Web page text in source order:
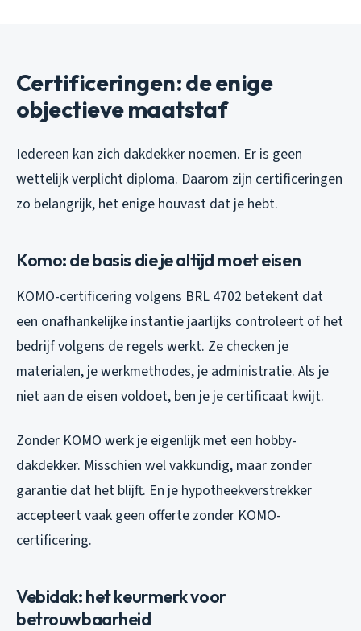
Certificeringen: de enige
objectieve maatstaf
Iedereen kan zich dakdekker noemen. Er is geen
wettelijk verplicht diploma. Daarom zijn certificeringen
zo belangrijk, het enige houvast dat je hebt.
Komo: de basis die je altijd moet eisen
KOMO-certificering volgens BRL 4702 betekent dat
een onafhankelijke instantie jaarlijks controleert of het
bedrijf volgens de regels werkt. Ze checken je
materialen, je werkmethodes, je administratie. Als je
niet aan de eisen voldoet, ben je je certificaat kwijt.
Zonder KOMO werk je eigenlijk met een hobby-
dakdekker. Misschien wel vakkundig, maar zonder
garantie dat het blijft. En je hypotheekverstrekker
accepteert vaak geen offerte zonder KOMO-
certificering.
Vebidak: het keurmerk voor
betrouwbaarheid